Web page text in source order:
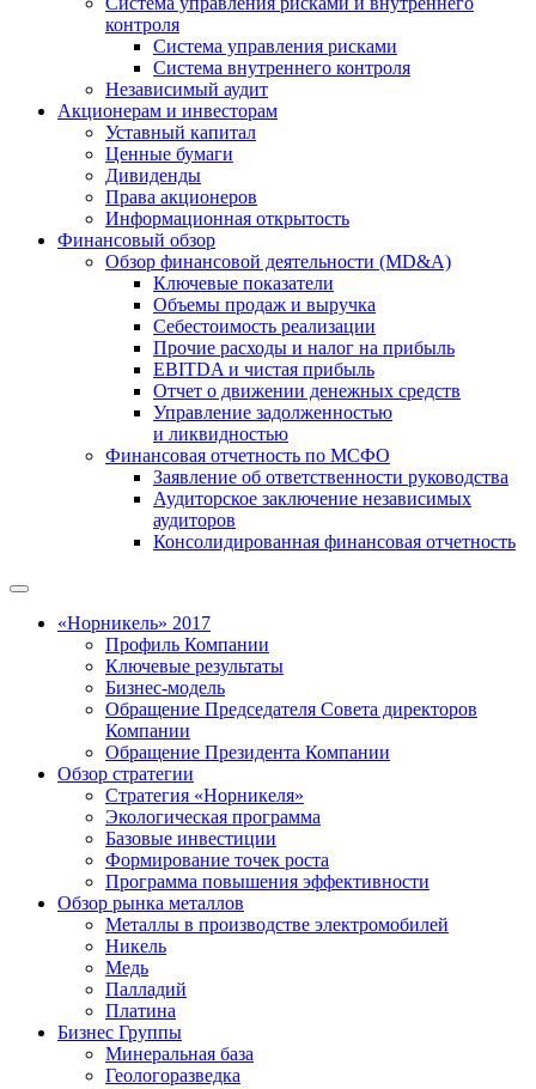
контроля
Система управления рисками
Система внутреннего контроля
Независимый аудит
Акционерам и инвесторам
Уставный капитал
Ценные бумаги
Дивиденды
Права акционеров
Информационная открытость
Финансовый обзор
Обзор финансовой деятельности (MD&A)
Ключевые показатели
Объемы продаж и выручка
Себестоимость реализации
Прочие расходы и налог на прибыль
EBITDA и чистая прибыль
Отчет о движении денежных средств
Управление задолженностью
и ликвидностью
Финансовая отчетность по МСФО
Заявление об ответственности руководства
Аудиторское заключение независимых
аудиторов
Консолидированная финансовая отчетность
«Норникель» 2017
Профиль Компании
Ключевые результаты
Бизнес-модель
Обращение Председателя Совета директоров
Компании
Обращение Президента Компании
Обзор стратегии
Стратегия «Норникеля»
Экологическая программа
Базовые инвестиции
Формирование точек роста
Программа повышения эффективности
Обзор рынка металлов
Металлы в производстве электромобилей
Никель
Медь
Палладий
Платина
Бизнес Группы
Минеральная база
Геологоразведка